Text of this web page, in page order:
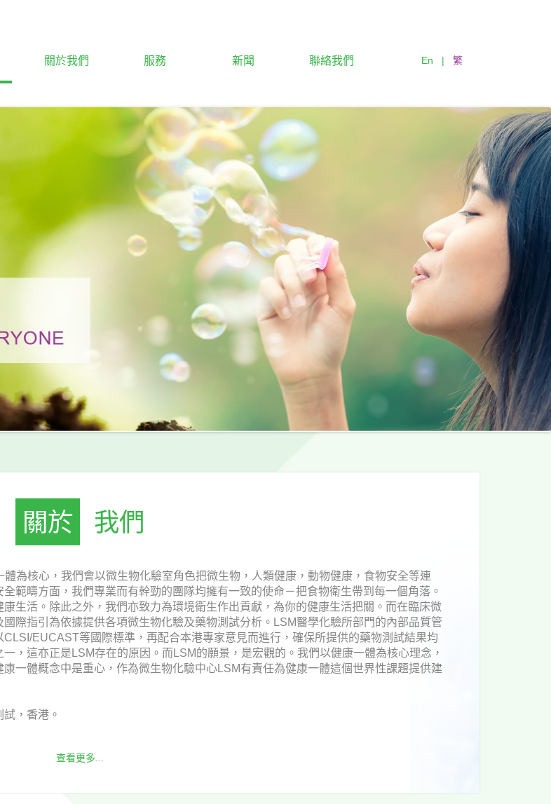
關於我們 服務 新聞 聯絡我們 En | 繁
關於 我們
為核心，我們會以微生物化驗室角色把微生物，人類健康，動物健康，食物安全等連
範疇方面，我們專業而有幹勁的團隊均擁有一致的使命－把食物衛生帶到每一個角落。
生活。除此之外，我們亦致力為環境衛生作出貢獻，為你的健康生活把關。而在臨床微
際指引為依據提供各項微生物化驗及藥物測試分析。LSM醫學化驗所部門的內部品質管
EUCAST等國際標準，再配合本港專家意見而進行，確保所提供的藥物測試結果均
，這亦正是LSM存在的原因。而LSM的願景，是宏觀的。我們以健康一體為核心理念，
一體概念中是重心，作為微生物化驗中心LSM有責任為健康一體這個世界性課題提供建
，香港。
查看更多...